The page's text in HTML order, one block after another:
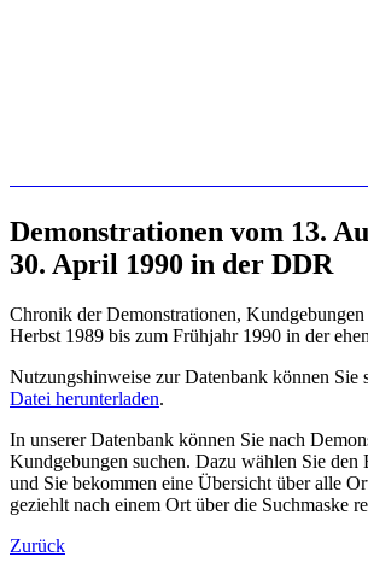
Demonstrationen vom 13.
30. April 1990 in der DDR
Chronik der Demonstrationen,
Herbst 1989 bis zum Frühjahr 1990 in der
Nutzungshinweise zur Datenbank können Sie
Datei herunterladen.
In unserer Datenbank können Sie nach
Kundgebungen suchen. Dazu wählen Sie den
und Sie bekommen eine Übersicht über alle
geziehlt nach einem Ort über die Suchmaske
Zurück